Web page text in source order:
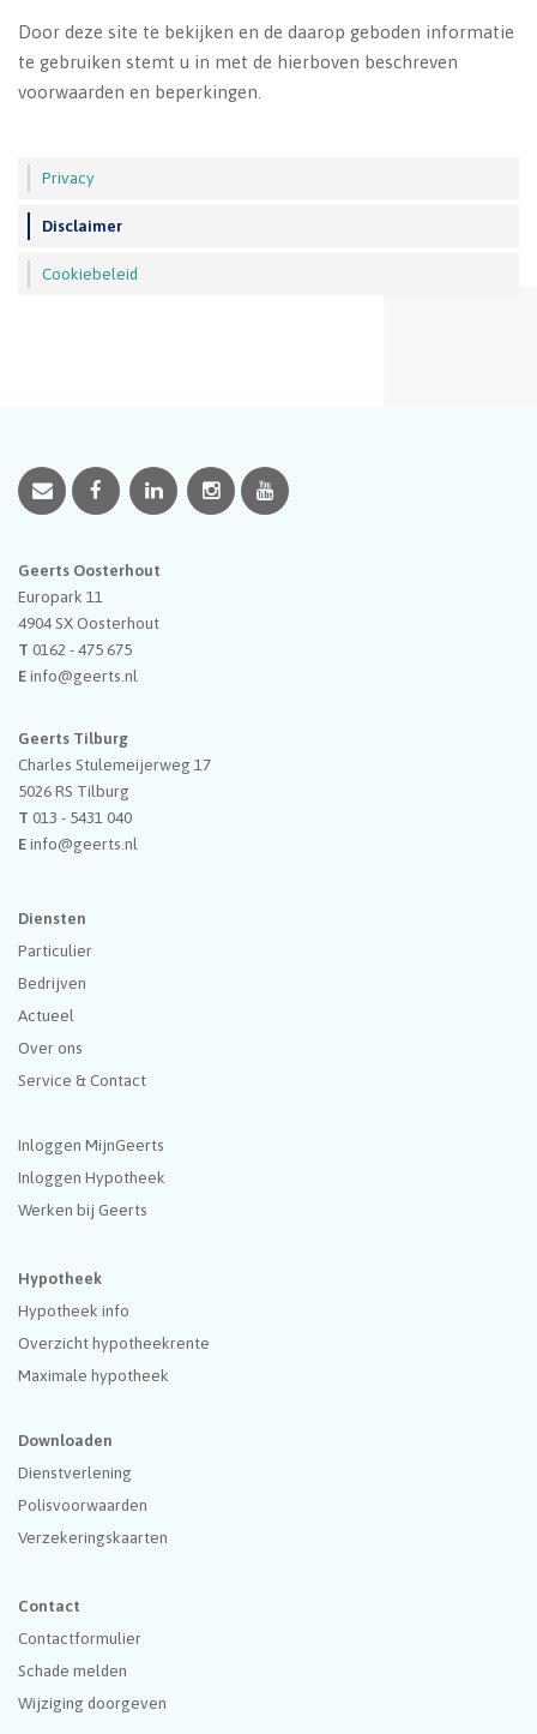
Door deze site te bekijken en de daarop geboden informatie
te gebruiken stemt u in met de hierboven beschreven
voorwaarden en beperkingen.
Privacy
Disclaimer
Cookiebeleid
Geerts Oosterhout
Europark 11
4904 SXOosterhout
T 0162 - 475 675
Einfo@geerts.nl
Geerts Tilburg
Charles Stulemeijerweg 17
5026 RS Tilburg
T 013 - 5431 040
Einfo@geerts.nl
Diensten
Particulier
Bedrijven
Actueel
Over ons
Service & Contact
Inloggen MijnGeerts
Inloggen Hypotheek
Werken bij Geerts
Hypotheek
Hypotheek info
Overzicht hypotheekrente
Maximale hypotheek
Downloaden
Dienstverlening
Polisvoorwaarden
Verzekeringskaarten
Contact
Contactformulier
Schade melden
Wijziging doorgeven